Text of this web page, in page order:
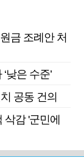
금 조례안 처
낮은 수준’
공동 건의
감 '군민에